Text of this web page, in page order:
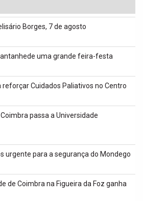
Borges, 7 de agosto
uma grande feira-festa
reforçar Cuidados Paliativos no Centro
passa a Universidade
urgente para a segurança do Mondego
de Coimbra na Figueira da Foz ganha